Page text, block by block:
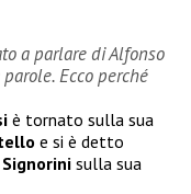
a parlare di Alfonso
Ecco perché
è tornato sulla sua
e si è detto
sulla sua